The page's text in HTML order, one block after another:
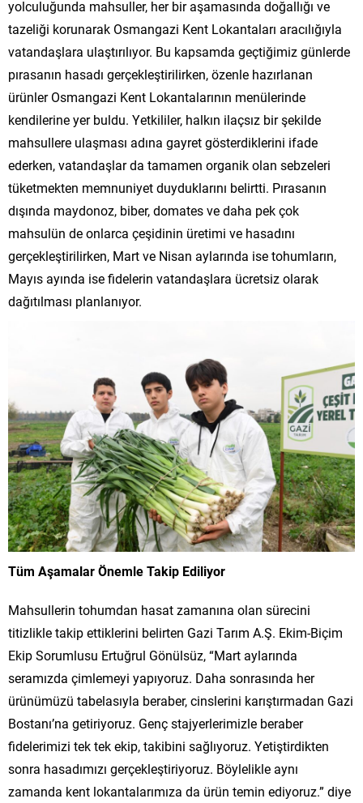
yolculuğunda mahsuller, her bir aşamasında doğallığı ve
tazeliği korunarak Osmangazi Kent Lokantaları aracılığıyla
vatandaşlara ulaştırılıyor. Bu kapsamda geçtiğimiz günlerde
pırasanın hasadı gerçekleştirilirken, özenle hazırlanan
ürünler Osmangazi Kent Lokantalarının menülerinde
kendilerine yer buldu. Yetkililer, halkın ilaçsız bir şekilde
mahsullere ulaşması adına gayret gösterdiklerini ifade
ederken, vatandaşlar da tamamen organik olan sebzeleri
tüketmekten memnuniyet duyduklarını belirtti. Pırasanın
dışında maydonoz, biber, domates ve daha pek çok
mahsulün de onlarca çeşidinin üretimi ve hasadını
gerçekleştirilirken, Mart ve Nisan aylarında ise tohumların,
Mayıs ayında ise fidelerin vatandaşlara ücretsiz olarak
dağıtılması planlanıyor.
Tüm Aşamalar Önemle Takip Ediliyor
Mahsullerin tohumdan hasat zamanına olan sürecini
titizlikle takip ettiklerini belirten Gazi Tarım A.Ş. Ekim-Biçim
Ekip Sorumlusu Ertuğrul Gönülsüz, “Mart aylarında
seramızda çimlemeyi yapıyoruz. Daha sonrasında her
ürünümüzü tabelasıyla beraber, cinslerini karıştırmadan Gazi
Bostanı’na getiriyoruz. Genç stajyerlerimizle beraber
fidelerimizi tek tek ekip, takibini sağlıyoruz. Yetiştirdikten
sonra hasadımızı gerçekleştiriyoruz. Böylelikle aynı
zamanda kent lokantalarımıza da ürün temin ediyoruz.” diye